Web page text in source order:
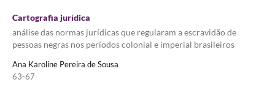
Cartografia jurídica
análise das normas jurídicas que regularam a escravidão de
pessoas negras nos períodos colonial e imperial brasileiros
Ana Karoline Pereira de Sousa
63-67